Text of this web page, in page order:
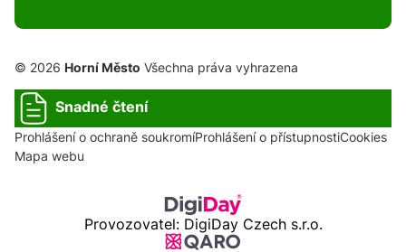
© 2026 Horní Město Všechna práva vyhrazena
Snadné čtení
Prohlášení o ochraně soukromíProhlášení o přístupnostiCookies
Mapa webu
Provozovatel: DigiDay Czech s.r.o.